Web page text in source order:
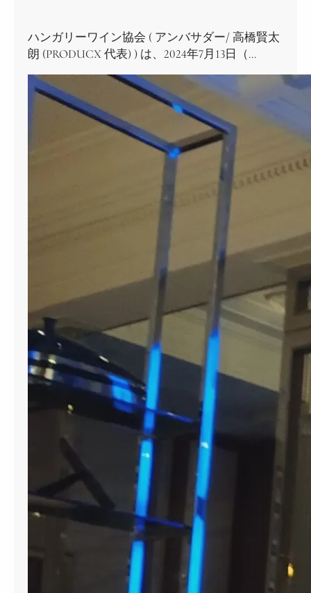
ハンガリーワイン協会 ( アンバサダー/ 高橋賢太
朗 (PRODUCX 代表) ) は、2024年7月13日（…